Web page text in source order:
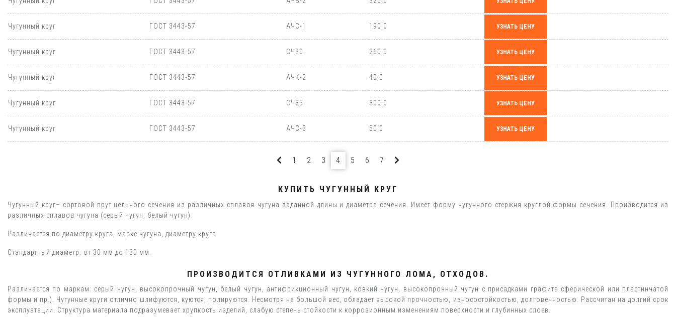
Чугунный круг ГОСТ 3443-57 АЧС-1 190,0 УЗНАТЬ ЦЕНУ
Чугунный круг ГОСТ 3443-57 СЧ30 260,0 УЗНАТЬ ЦЕНУ
Чугунный круг ГОСТ 3443-57 АЧК-2 40,0 УЗНАТЬ ЦЕНУ
Чугунный круг ГОСТ 3443-57 СЧ35 300,0 УЗНАТЬ ЦЕНУ
Чугунный круг ГОСТ 3443-57 АЧС-3 50,0 УЗНАТЬ ЦЕНУ
1 2 3 4 5 6 7
КУПИТЬ ЧУГУННЫЙ КРУГ
Чугунный круг– сортовой прут цельного сечения из различных сплавов чугуна заданной длины и диаметра сечения. Имеет форму чугунного стержня круглой формы сечения. Производится из
различных сплавов чугуна (серый чугун, белый чугун).
Различается по диаметру круга, марке чугуна, диаметру круга.
Стандартный диаметр: от 30 мм до 130 мм.
ПРОИЗВОДИТСЯ ОТЛИВКАМИ ИЗ ЧУГУННОГО ЛОМА, ОТХОДОВ.
Различается по маркам: серый чугун, высокопрочный чугун, белый чугун, антифрикционный чугун, ковкий чугун, высокопрочный чугун с присадками графита сферической или пластинчатой
формы и пр.). Чугунные круги отлично шлифуются, куются, полируются. Несмотря на большой вес, обладает высокой прочностью, износостойкостью, долговечностью. Рассчитан на долгий срок
эксплуатации. Структура материала подразумевает хрупкость изделий, слабую степень стойкости к коррозионным изменениям поверхности и глубинных слоев.